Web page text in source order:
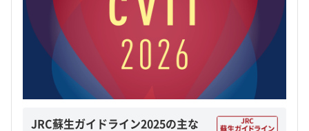
JRC蘇生ガイドライン2025の主な